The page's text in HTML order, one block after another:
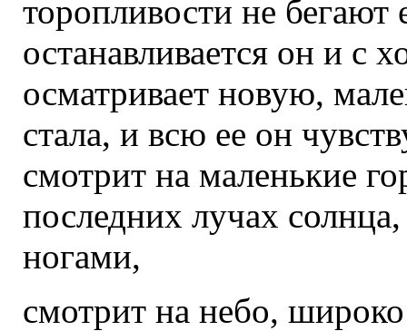
торопливости не бегают
останавливается он и с
осматривает новую,
стала, и всю ее он
смотрит на маленькие
последних лучах
ногами,
смотрит на небо,